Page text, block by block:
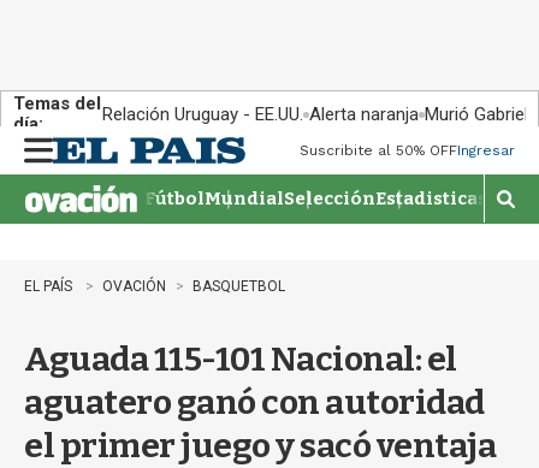
Temas del
día:
Relación Uruguay - EE.UU. Alerta naranja Murió Gabriel
n
u
Suscribite al 50% OFFIngresar
FútbolMundialSelecciónEstadisticas
M
o
EL PAÍS OVACIÓN BASQUETBOL
Aguada 115-101 Nacional: el
aguatero ganó con autoridad
el primer juego y sacó ventaja